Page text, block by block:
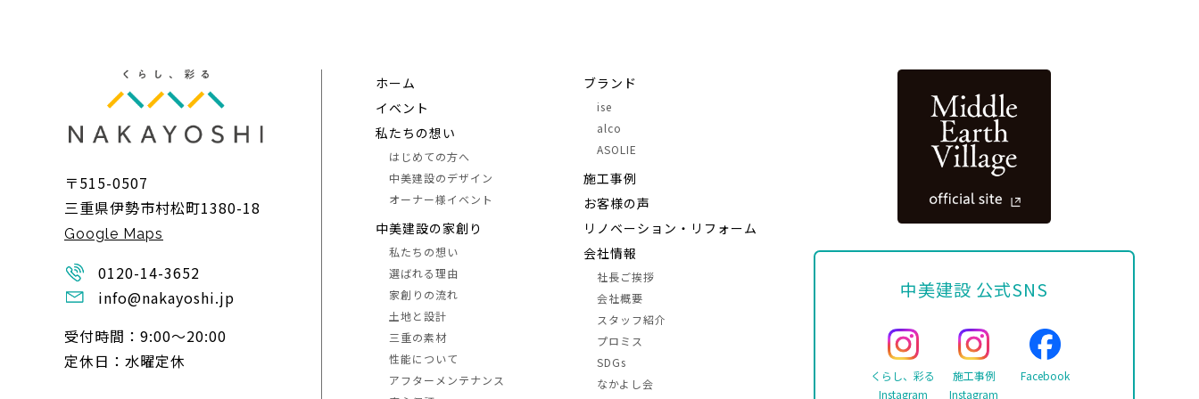
〒515-0507
三重県伊勢市村松町1380-18
Google Maps
0120-14-3652
info@nakayoshi.jp
受付時間：9:00〜20:00
定休日：水曜定休
ホーム
イベント
私たちの想い
はじめての方へ
中美建設のデザイン
オーナー様イベント
中美建設の家創り
私たちの想い
選ばれる理由
家創りの流れ
土地と設計
三重の素材
性能について
アフターメンテナンス
ブランド
ise
alco
ASOLIE
施⼯事例
お客様の声
リノベーション・リフォーム
会社情報
社長ご挨拶
会社概要
スタッフ紹介
プロミス
SDGs
なかよし会
中美建設 公式SNS
くらし、彩る
Instagram
施工事例
Instagram
Facebook